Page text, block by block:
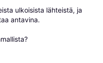
ulkoisista lähteistä, ja
antavina.